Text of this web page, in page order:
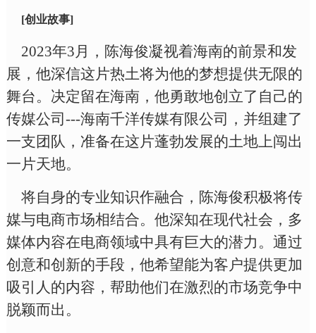
[创业故事]
2023年3月
，陈海俊凝视着海南的前景和发
展，他深信这片热土将为他的梦想提供无限的
舞台。决定留在海南，他勇敢地创立了自己的
传媒公司 ---海南千洋传媒有限公司，并组建了
一支团队，准备在这片蓬勃发展的土地上闯出
一片天地。
将自身的专业知识作融合，陈海俊积极将传
媒与电商市场相结合。他深知在现代社会，多
媒体内容在电商领域中具有巨大的潜力。通过
创意和创新的手段，他希望能为客户提供更加
吸引人的内容，帮助他们在激烈的市场竞争中
脱颖而出。